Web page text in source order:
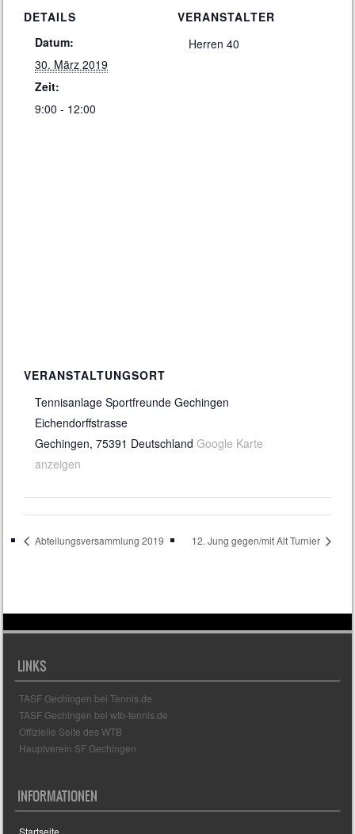
DETAILS
Datum:
30. März 2019
Zeit:
9:00 - 12:00
VERANSTALTER
Herren 40
VERANSTALTUNGSORT
Tennisanlage Sportfreunde Gechingen
Eichendorffstrasse
Gechingen, 75391 Deutschland Google Karte
anzeigen
Abteilungsversammlung 2019 12. Jung gegen/mit Alt Turnier
LINKS
TASF Gechingen bei Tennis.de
TASF Gechingen bei wtb-tennis.de
Offizielle Seite des WTB
Hauptverein SF Gechingen
INFORMATIONEN